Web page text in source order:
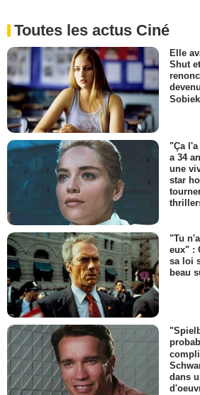
Toutes les actus Ciné
Elle
Shut
"Ça
a 34
une
star
"Tu
eux" :
sa loi
beau
dans